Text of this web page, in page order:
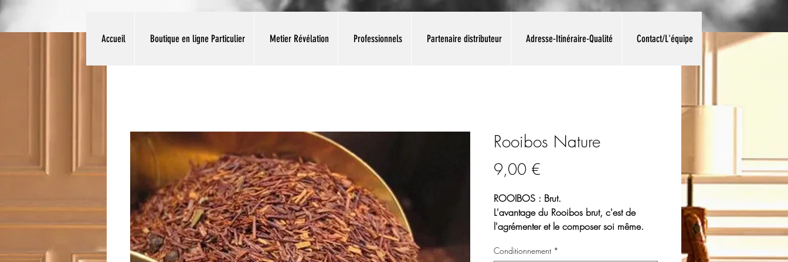
Accueil Boutique en ligne Particulier Metier Révélation Professionnels Partenaire distributeur Adresse-Itinéraire-Qualité Contact/L'équipe
Rooibos Nature
9,00 €
ROOIBOS : Brut.
L'avantage du Rooibos brut, c'est de
l'agrémenter et le composer soi même. ​
couleur rouge de la feuille séchée, ​
Conditionnement *